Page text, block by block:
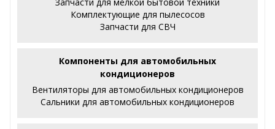
Комплектующие для пылесосов
Запчасти для СВЧ
Компоненты для автомобильных
кондиционеров
Вентиляторы для автомобильных кондиционеров
Сальники для автомобильных кондиционеров